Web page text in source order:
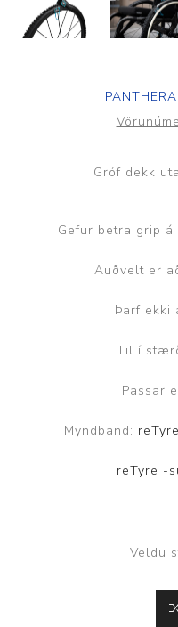
Gróf dekk
Gefur betra grip
Auðvelt er
Þarf ekki
Til í
Passar
Myndband:
reTyre -
Veldu